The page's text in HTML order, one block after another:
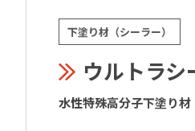
下塗り材（シーラー）
ウルトラ
水性特殊高分子下塗り材